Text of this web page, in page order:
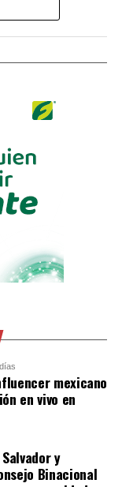
que
de gobierno.
hizo
salud,
y la
en este
y
así como la
agenda
de ambos
mexicano
en vivo en
y
Binacional